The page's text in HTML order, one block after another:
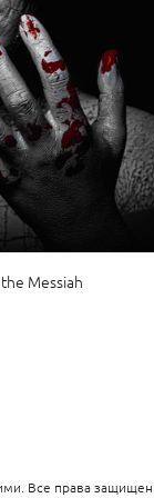
Messiah
Все права